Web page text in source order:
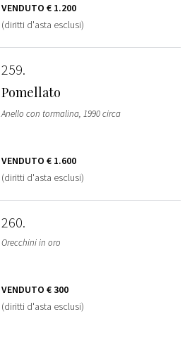
VENDUTO € 1.200
(diritti d'asta esclusi)
259
Pomellato
Anello con tormalina, 1990 circa
VENDUTO € 1.600
(diritti d'asta esclusi)
260
Orecchini in oro
VENDUTO € 300
(diritti d'asta esclusi)